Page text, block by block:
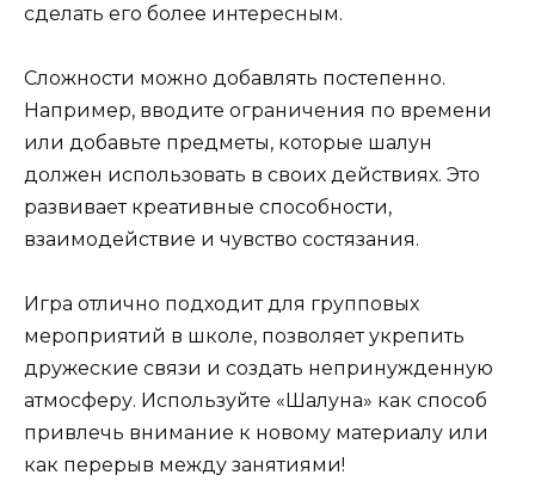
сделать его более интересным.
Сложности можно добавлять постепенно.
Например, вводите ограничения по времени
или добавьте предметы, которые шалун
должен использовать в своих действиях. Это
развивает креативные способности,
взаимодействие и чувство состязания.
Игра отлично подходит для групповых
мероприятий в школе, позволяет укрепить
дружеские связи и создать непринужденную
атмосферу. Используйте «Шалуна» как способ
привлечь внимание к новому материалу или
как перерыв между занятиями!